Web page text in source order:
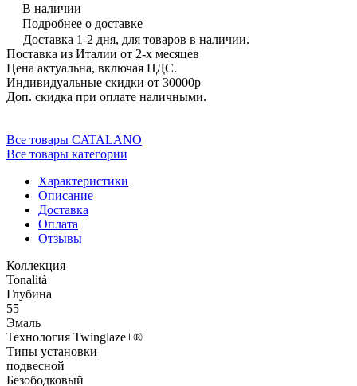
В наличии
Подробнее о доставке
Доставка 1-2 дня, для товаров в наличии.
Поставка из Италии от 2-х месяцев
Цена актуальна, включая НДС.
Индивидуальные скидки от 30000р
Доп. скидка при оплате наличными.
Все товары CATALANO
Все товары категории
Характеристики
Описание
Доставка
Оплата
Отзывы
Коллекция
Tonalità
Глубина
55
Эмаль
Технология Twinglaze+®
Типы установки
подвесной
Безободковый